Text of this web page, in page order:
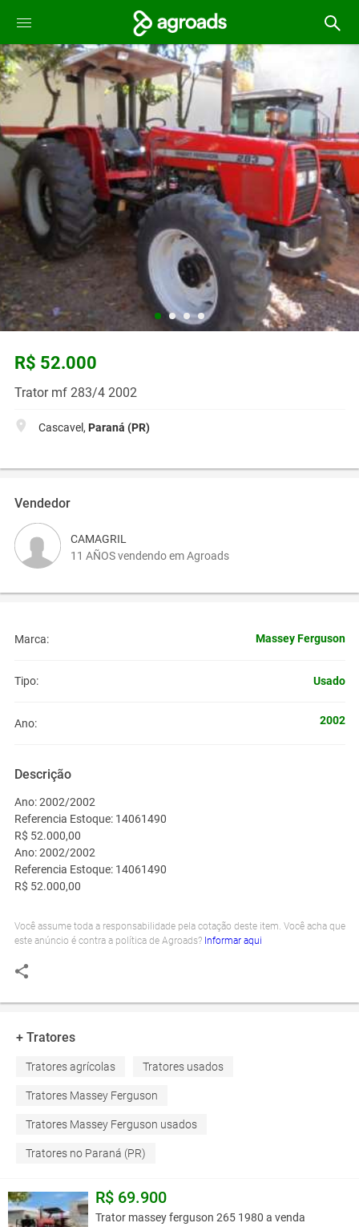
R$ 52.000
Trator mf 283/4 2002
Cascavel, Paraná (PR)
Vendedor
CAMAGRIL
11 AÑOS vendendo em Agroads
Marca: Massey Ferguson
Tipo: Usado
Ano: 2002
Descrição
Ano: 2002/2002
Referencia Estoque: 14061490
R$ 52.000,00
Ano: 2002/2002
Referencia Estoque: 14061490
R$ 52.000,00
Você assume toda a responsabilidade pela cotação deste item. Você acha que
este anúncio é contra a política de Agroads? Informar aqui
+ Tratores
Tratores agrícolas Tratores usados
Tratores Massey Ferguson
Tratores Massey Ferguson usados
Tratores no Paraná (PR)
R$ 69.900
Trator massey ferguson 265 1980 a venda